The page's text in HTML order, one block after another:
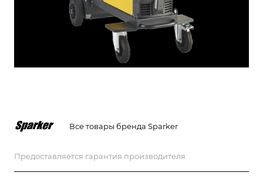
Все товары бренда Sparker
Предоставляется гарантия производителя.